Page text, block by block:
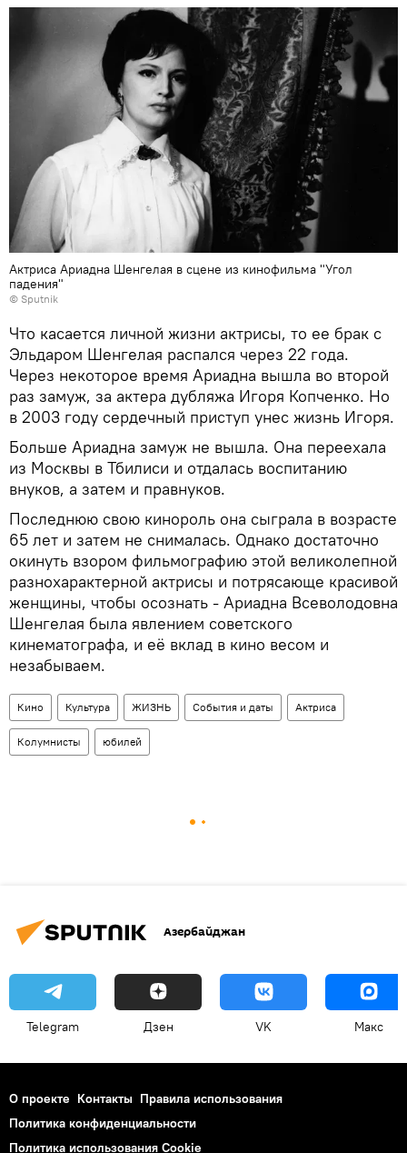
Актриса Ариадна Шенгелая в сцене из кинофильма "Угол
падения"
© Sputnik
Что касается личной жизни актрисы, то ее брак с
Эльдаром Шенгелая распался через 22 года.
Через некоторое время Ариадна вышла во второй
раз замуж, за актера дубляжа Игоря Копченко. Но
в 2003 году сердечный приступ унес жизнь Игоря.
Больше Ариадна замуж не вышла. Она переехала
из Москвы в Тбилиси и отдалась воспитанию
внуков, а затем и правнуков.
Последнюю свою кинороль она сыграла в возрасте
65 лет и затем не снималась. Однако достаточно
окинуть взором фильмографию этой великолепной
разнохарактерной актрисы и потрясающе красивой
женщины, чтобы осознать - Ариадна Всеволодовна
Шенгелая была явлением советского
кинематографа, и её вклад в кино весом и
незабываем.
Кино Культура ЖИЗНЬ События и даты Актриса
Колумнисты юбилей
Азербайджан
Telegram Дзен VK Макс
О проекте Контакты Правила использования
Политика конфиденциальности
Политика использования Cookie